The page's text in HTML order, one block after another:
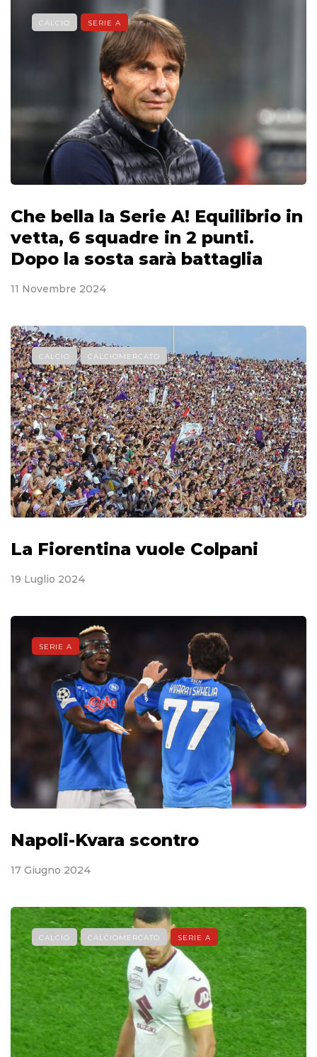
CALCIO SERIE A
Che bella la Serie A! Equilibrio in
vetta, 6 squadre in 2 punti.
Dopo la sosta sarà battaglia
11 Novembre 2024
CALCIO CALCIOMERCATO
La Fiorentina vuole Colpani
19 Luglio 2024
SERIE A
Napoli-Kvara scontro
17 Giugno 2024
CALCIO CALCIOMERCATO SERIE A